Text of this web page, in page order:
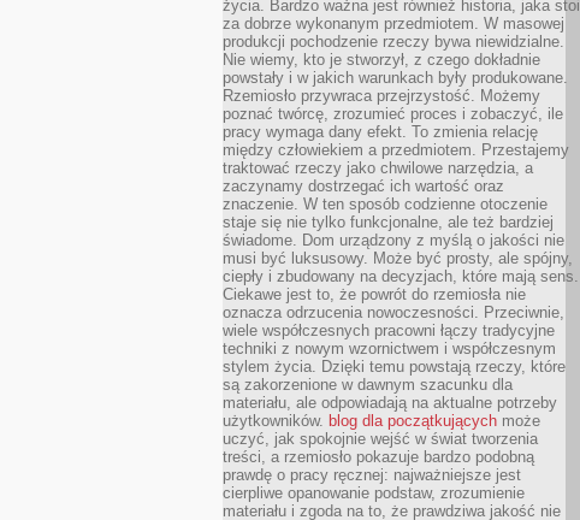
życia. Bardzo ważna jest również historia, jaka stoi
za dobrze wykonanym przedmiotem. W masowej
produkcji pochodzenie rzeczy bywa niewidzialne.
Nie wiemy, kto je stworzył, z czego dokładnie
powstały i w jakich warunkach były produkowane.
Rzemiosło przywraca przejrzystość. Możemy
poznać twórcę, zrozumieć proces i zobaczyć, ile
pracy wymaga dany efekt. To zmienia relację
między człowiekiem a przedmiotem. Przestajemy
traktować rzeczy jako chwilowe narzędzia, a
zaczynamy dostrzegać ich wartość oraz
znaczenie. W ten sposób codzienne otoczenie
staje się nie tylko funkcjonalne, ale też bardziej
świadome. Dom urządzony z myślą o jakości nie
musi być luksusowy. Może być prosty, ale spójny,
ciepły i zbudowany na decyzjach, które mają sens.
Ciekawe jest to, że powrót do rzemiosła nie
oznacza odrzucenia nowoczesności. Przeciwnie,
wiele współczesnych pracowni łączy tradycyjne
techniki z nowym wzornictwem i współczesnym
stylem życia. Dzięki temu powstają rzeczy, które
są zakorzenione w dawnym szacunku dla
materiału, ale odpowiadają na aktualne potrzeby
użytkowników. blog dla początkujących może
uczyć, jak spokojnie wejść w świat tworzenia
treści, a rzemiosło pokazuje bardzo podobną
prawdę o pracy ręcznej: najważniejsze jest
cierpliwe opanowanie podstaw, zrozumienie
materiału i zgoda na to, że prawdziwa jakość nie